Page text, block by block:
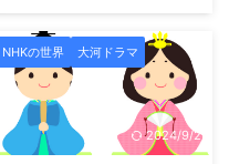
主人公に描く大河ドラマで
す。彼の波乱に満ちた人生
を、家族や仲間との絆を通し
て温かく描きます。西郷が目
指した平等な社会や、時代の
激動に翻弄されながらも志を
貫く姿が感動を呼びます。林
NHKの世界 大河ドラマ
2024/9/2